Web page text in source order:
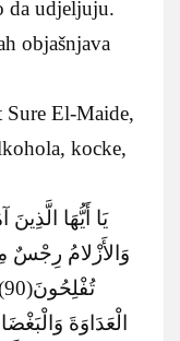
da udjeljuju.
objašnjava
El-Maide,
kocke,
يَا أَيُّهَا
وَالأَزْلامُ رِجْسٌ
الْعَدَاوَةَ